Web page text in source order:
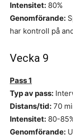
Intensitet: 80%
Genomförande:
har kontroll på
Vecka 9
Pass 1
Typ av pass:
Distans/tid: 70
Intensitet: 80-
Genomförande: